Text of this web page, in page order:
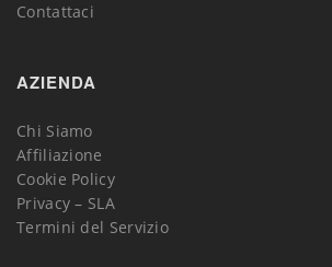
Contattaci
AZIENDA
Chi Siamo
Affiliazione
Cookie Policy
Privacy – SLA
Termini del Servizio